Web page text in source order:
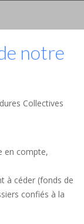
notre
Collectives
en compte,
à céder (fonds de
confiés à la